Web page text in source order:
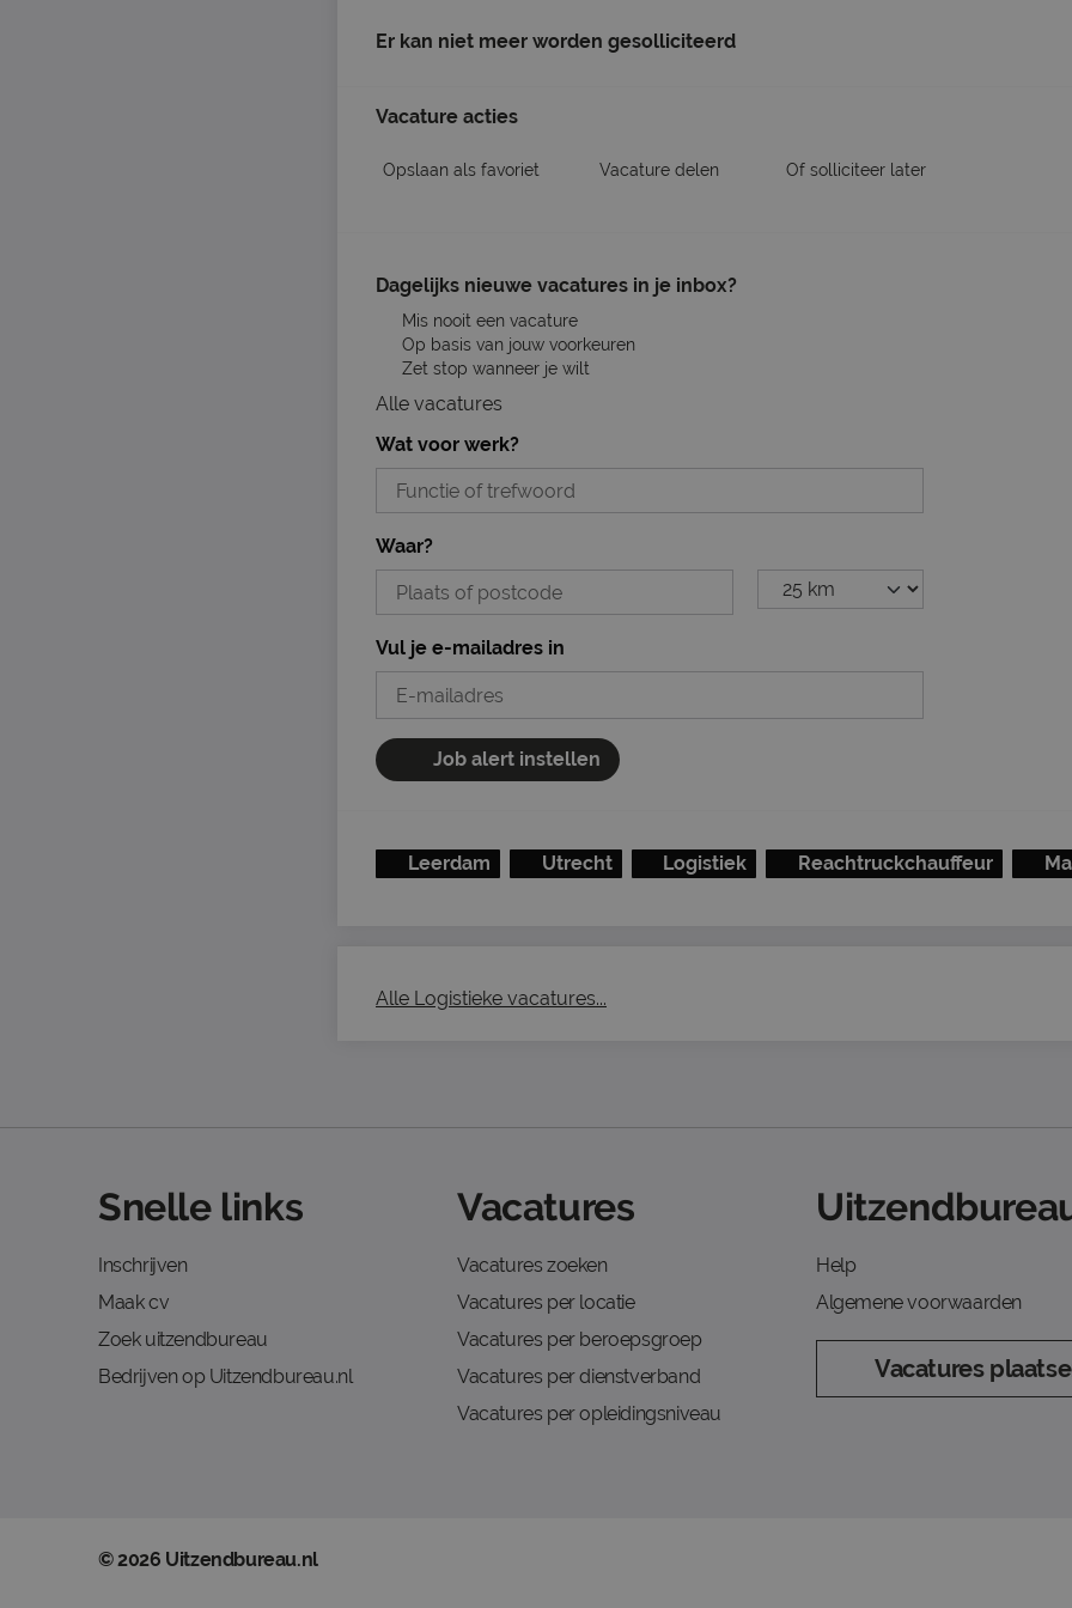
Er kan niet meer worden gesolliciteerd
Vacature acties
Opslaan als favoriet Vacature delen Of solliciteer later
Dagelijks nieuwe vacatures in je inbox?
Mis nooit een vacature
Op basis van jouw voorkeuren
Zet stop wanneer je wilt
Alle vacatures
Wat voor werk?
Waar?
Vul je e-mailadres in
Job alert instellen
Leerdam Utrecht Logistiek Reachtruckchauffeur
Alle Logistieke vacatures...
Snelle links
Inschrijven
Maak cv
Zoek uitzendbureau
Bedrijven op Uitzendbureau.nl
Vacatures
Vacatures zoeken
Vacatures per locatie
Vacatures per beroepsgroep
Vacatures per dienstverband
Vacatures per opleidingsniveau
Help
Algemene voorwaarden
Vacatures
© 2026 Uitzendbureau.nl